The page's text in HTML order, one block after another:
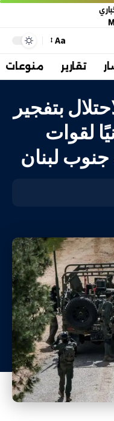
Aa
تقارير منوعات
بتفجير
لقوات
جنوب لبنان